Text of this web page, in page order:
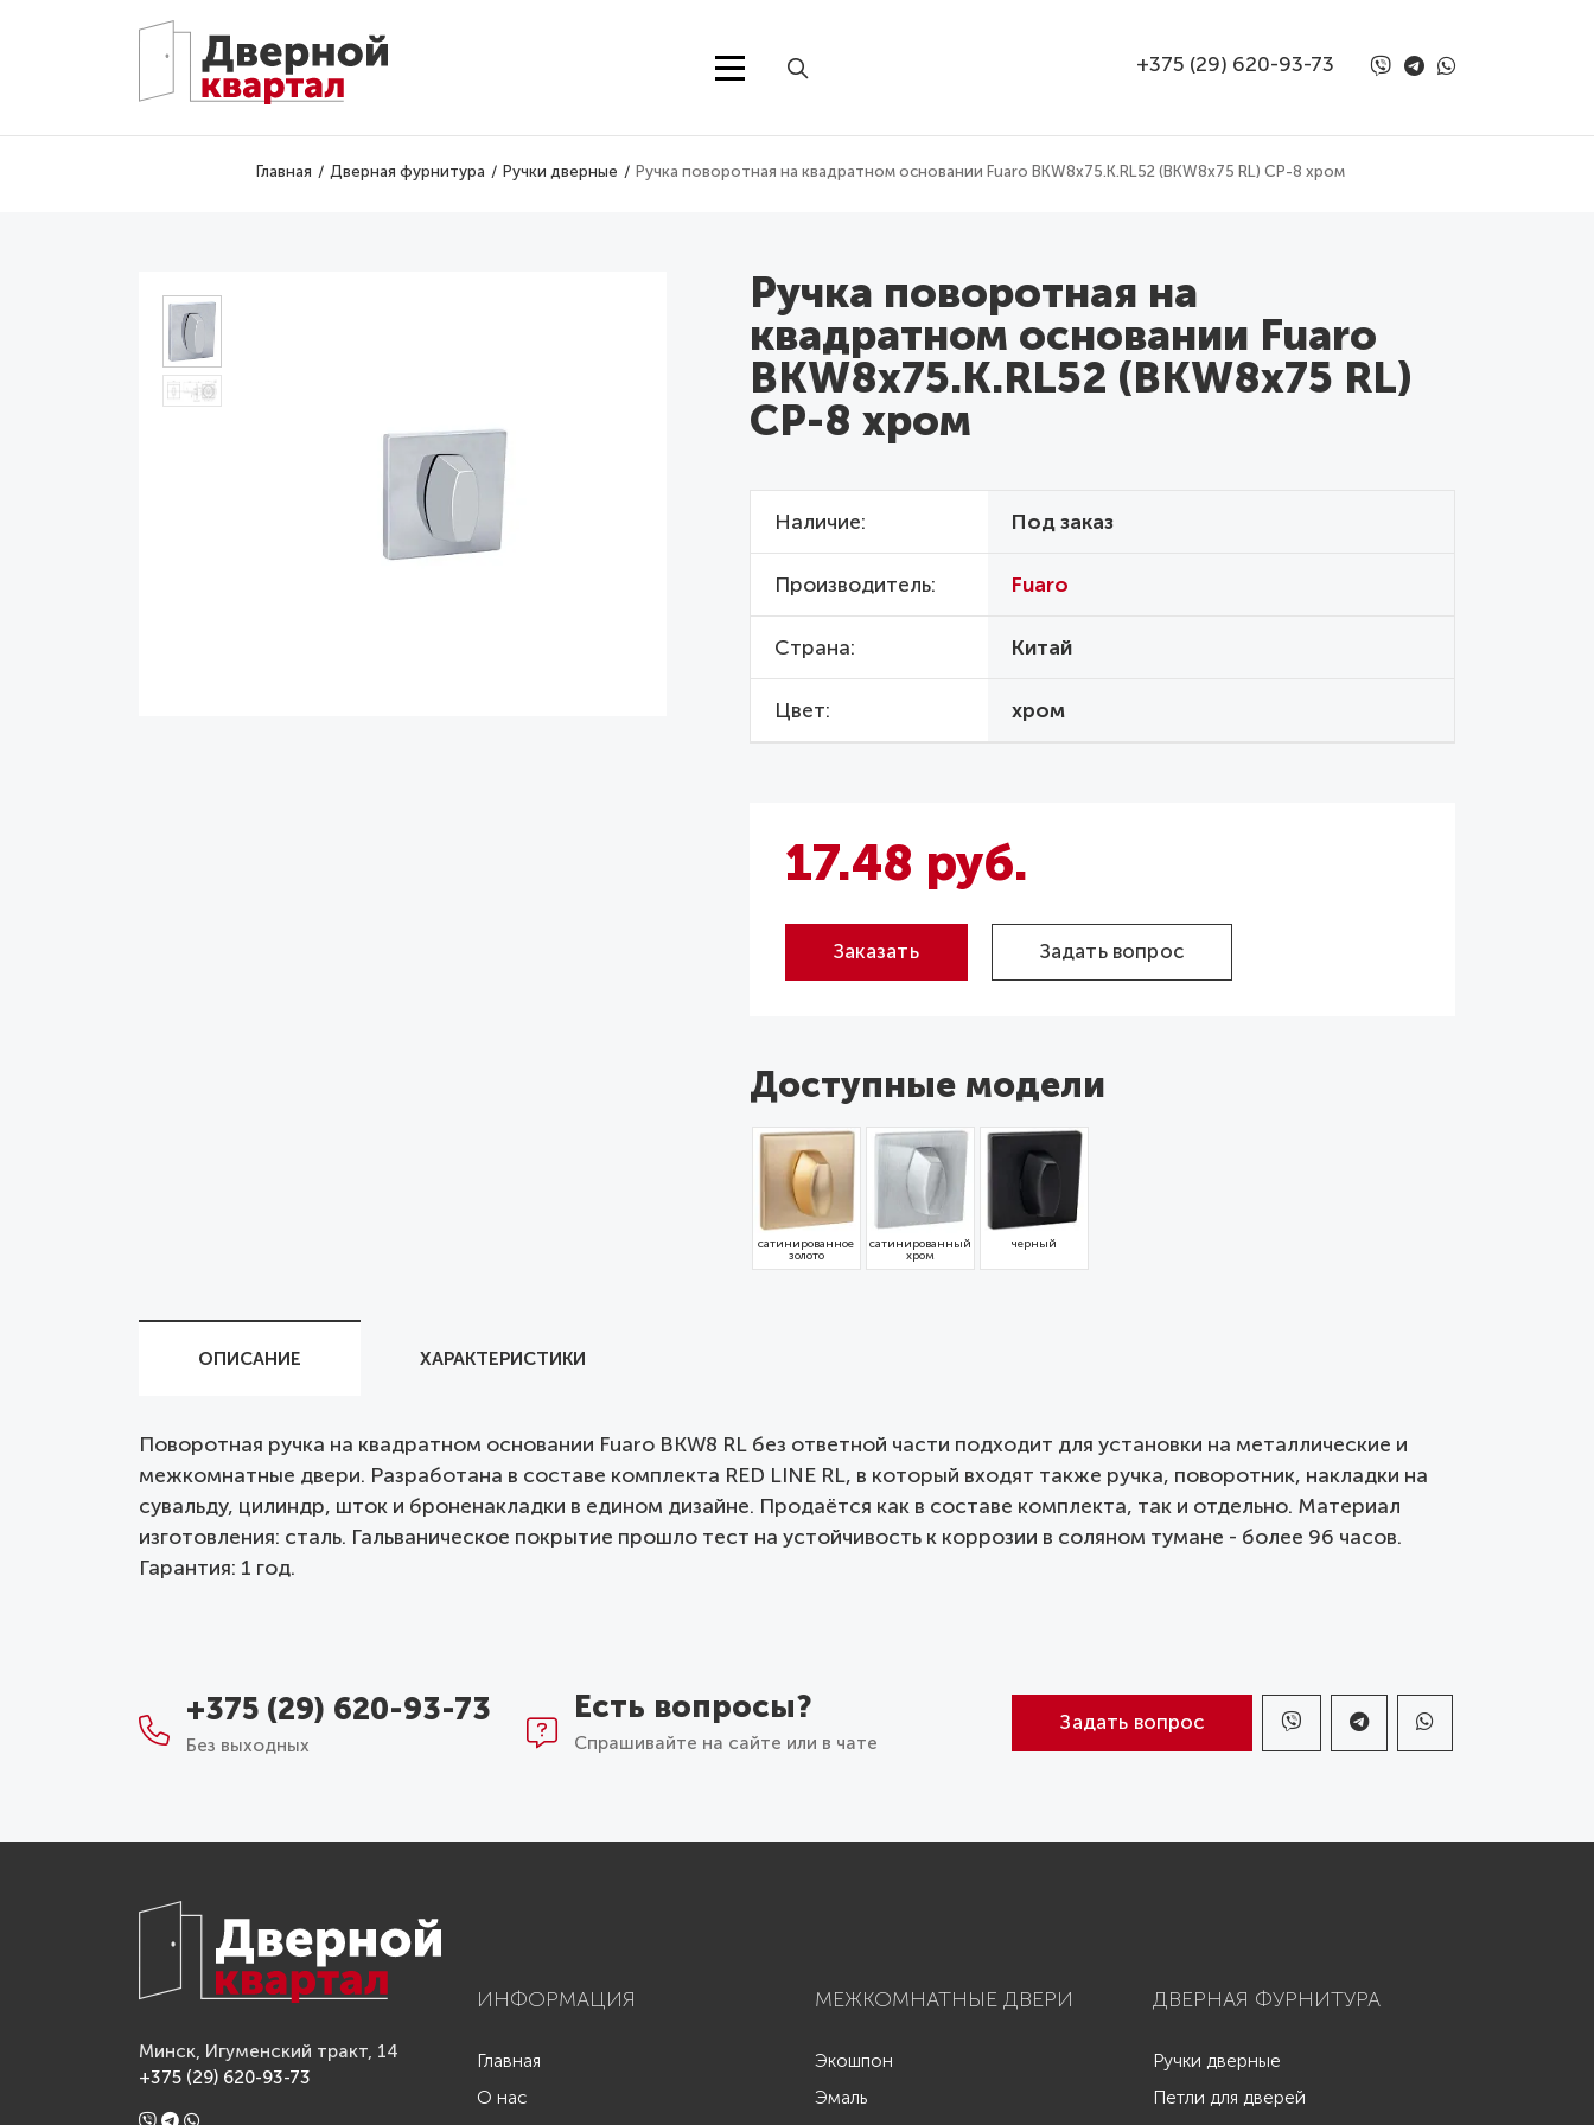
+375 (29) 620-93-73
Главная Дверная фурнитура Ручки дверные Ручка поворотная на квадратном основании Fuaro BKW8x75.K.RL52 (BKW8x75 RL) CP-8 хром
Ручка поворотная на
квадратном основании Fuaro
BKW8x75.K.RL52 (BKW8x75 RL)
CP-8 хром
Наличие Под заказ
Производитель Fuaro
Страна Китай
Цвет хром
17.48 руб.
Заказать Задать вопрос
Доступные модели
сатинированное
золото
сатинированный
хром
черный
ОПИСАНИЕ ХАРАКТЕРИСТИКИ
Поворотная ручка на квадратном основании Fuaro BKW8 RL без ответной части подходит для установки на металлические и
межкомнатные двери. Разработана в составе комплекта RED LINE RL, в который входят также ручка, поворотник, накладки на
сувальду, цилиндр, шток и броненакладки в едином дизайне. Продаётся как в составе комплекта, так и отдельно. Материал
изготовления: сталь. Гальваническое покрытие прошло тест на устойчивость к коррозии в соляном тумане - более 96 часов.
Гарантия: 1 год.
+375 (29) 620-93-73
Без выходных
Есть вопросы?
Спрашивайте на сайте или в чате
Задать вопрос
Минск, Игуменский тракт, 14
+375 (29) 620-93-73
ИНФОРМАЦИЯ
Главная
О нас
МЕЖКОМНАТНЫЕ ДВЕРИ
Экошпон
Эмаль
ДВЕРНАЯ ФУРНИТУРА
Ручки дверные
Петли для дверей